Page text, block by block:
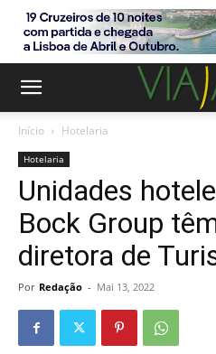
Início Hotelaria
Hotelaria
Unidades
Bock Group
diretora de
Por Redação - Mai 13, 2022